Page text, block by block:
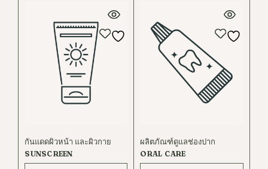
SUNSCREEN
กันแดดผิวหน้า และผิวกาย
ORAL CARE
ผลิตภัณฑ์ดูแลช่องปาก